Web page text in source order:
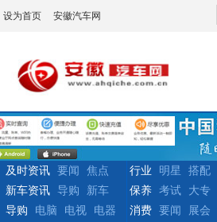
设为首页 安徽汽车网
及时资讯 要闻
焦点
新车资讯
导购 新车
行业 明星 搭配
保养
考试 大专
导购
电脑 电视
电器
消费 要闻 展会